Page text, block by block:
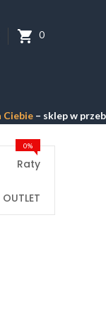
shopping_cart 0
w przebudowie –
Raty
0%
OUTLET